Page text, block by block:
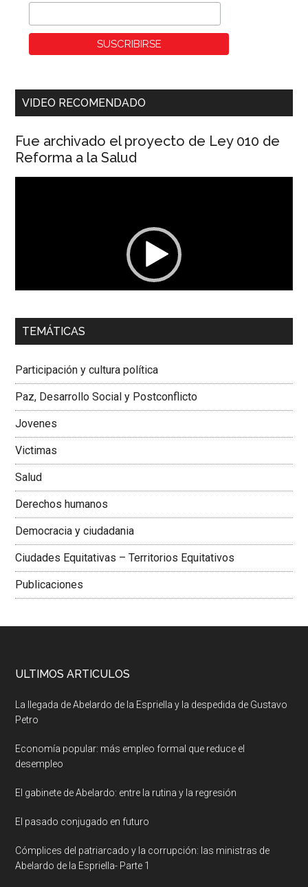
VIDEO RECOMENDADO
Fue archivado el proyecto de Ley 010 de
Reforma a la Salud
00:00 01:04
Dra. Carolina Corcho Mejía,Presidenta Corporación
Colombiana
TEMÁTICAS
Participación y cultura política
Paz, Desarrollo Social y Postconflicto
Jovenes
Victimas
Salud
Derechos humanos
Democracia y ciudadania
Ciudades Equitativas – Territorios Equitativos
Publicaciones
ULTIMOS ARTICULOS
La llegada de Abelardo de la Espriella y la despedida de Gustavo
Petro
Economía popular: más empleo formal que reduce el
desempleo
El gabinete de Abelardo: entre la rutina y la regresión
El pasado conjugado en futuro
Cómplices del patriarcado y la corrupción: las ministras de
Abelardo de la Espriella- Parte 1